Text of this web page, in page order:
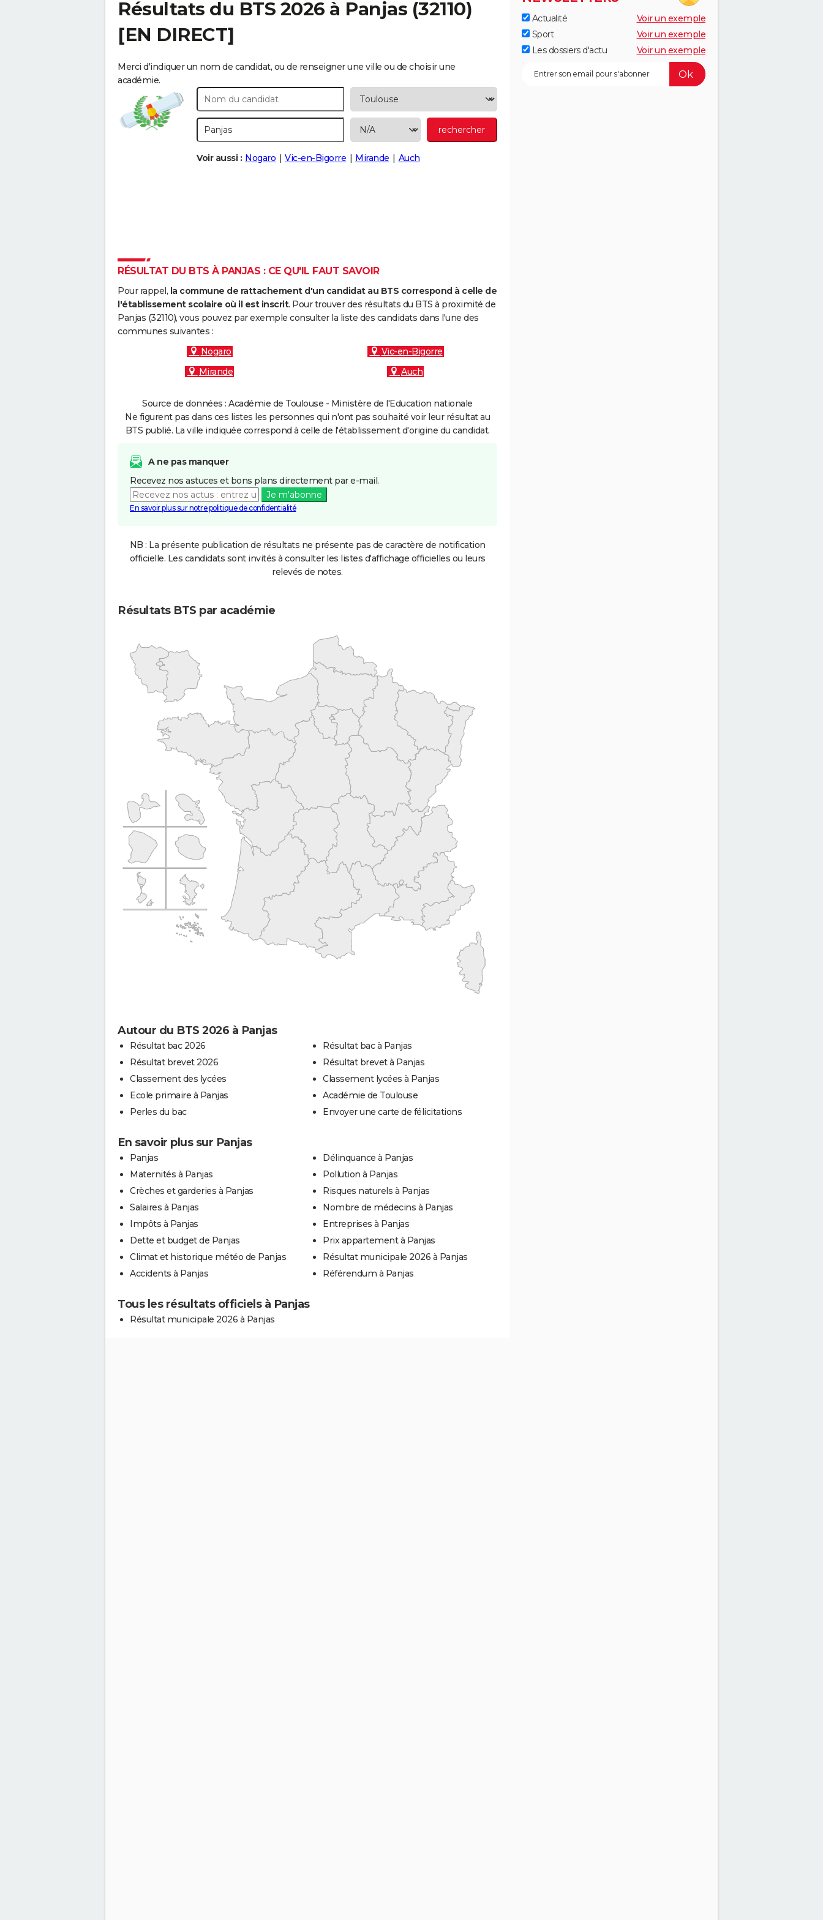
Résultats du BTS 2026 à Panjas (32110)
[EN DIRECT]
Merci d'indiquer un nom de candidat, ou de renseigner une ville ou de choisir une
académie.
Voir aussi : Nogaro Vic-en-Bigorre Mirande Auch
RÉSULTAT DU BTS À PANJAS : CE QU'IL FAUT SAVOIR
Pour rappel, la commune de rattachement d'un candidat au BTS correspond à celle de
l'établissement scolaire où il est inscrit. Pour trouver des résultats du BTS à proximité de
Panjas (32110), vous pouvez par exemple consulter la liste des candidats dans l'une des
communes suivantes :
Nogaro
Vic-en-Bigorre
Mirande
Auch
Source de données : Académie de Toulouse - Ministère de l'Education nationale
Ne figurent pas dans ces listes les personnes qui n'ont pas souhaité voir leur résultat au
BTS publié. La ville indiquée correspond à celle de l'établissement d'origine du candidat.
A ne pas manquer
Recevez nos astuces et bons plans directement par e-mail.
Je m'abonne
En savoir plus sur notre politique de confidentialité
NB : La présente publication de résultats ne présente pas de caractère de notification
officielle. Les candidats sont invités à consulter les listes d'affichage officielles ou leurs
relevés de notes.
Résultats BTS par académie
Autour du BTS 2026 à Panjas
Résultat bac 2026
Résultat brevet 2026
Classement des lycées
Ecole primaire à Panjas
Perles du bac
Résultat bac à Panjas
Résultat brevet à Panjas
Classement lycées à Panjas
Académie de Toulouse
Envoyer une carte de félicitations
En savoir plus sur Panjas
Panjas
Maternités à Panjas
Crèches et garderies à Panjas
Salaires à Panjas
Impôts à Panjas
Dette et budget de Panjas
Climat et historique météo de Panjas
Accidents à Panjas
Délinquance à Panjas
Pollution à Panjas
Risques naturels à Panjas
Nombre de médecins à Panjas
Entreprises à Panjas
Prix appartement à Panjas
Résultat municipale 2026 à Panjas
Référendum à Panjas
Tous les résultats officiels à Panjas
Résultat municipale 2026 à Panjas
Actualité
Voir un exemple
Sport
Voir un exemple
Les dossiers d'actu
Voir un exemple